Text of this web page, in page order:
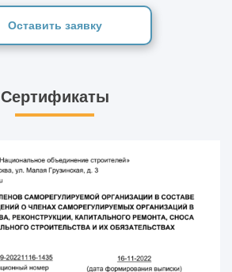
Оставить заявку
Сертификаты